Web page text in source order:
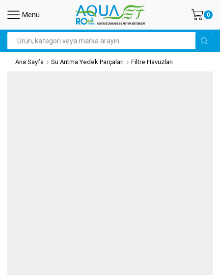
Menü 0
Arama
Ana Sayfa Su Arıtma Yedek Parçaları Filtre Havuzları